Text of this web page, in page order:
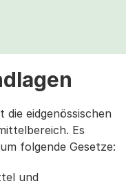
eidgenössischen
Es
folgende Gesetze:
und